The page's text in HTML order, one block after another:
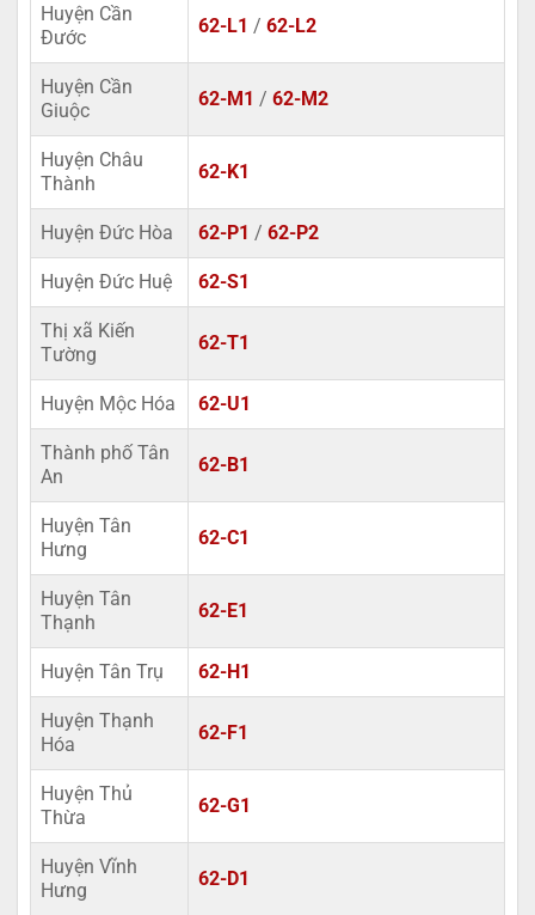
Huyện Cần
Đước
62-L1 / 62-L2
Huyện Cần
Giuộc
62-M1 / 62-M2
Huyện Châu
Thành
62-K1
Huyện Đức Hòa 62-P1 / 62-P2
Huyện Đức Huệ 62-S1
Thị xã Kiến
Tường
62-T1
Huyện Mộc Hóa 62-U1
Thành phố Tân
An
62-B1
Huyện Tân
Hưng
62-C1
Huyện Tân
Thạnh
62-E1
Huyện Tân Trụ 62-H1
Huyện Thạnh
Hóa
62-F1
Huyện Thủ
Thừa
62-G1
Huyện Vĩnh
Hưng
62-D1